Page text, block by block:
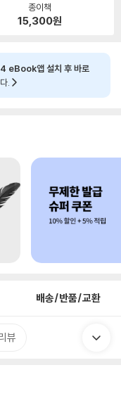
종이책
15,300원
eBook앱 설치 후 바로
.
배송/반품/교환
뷰